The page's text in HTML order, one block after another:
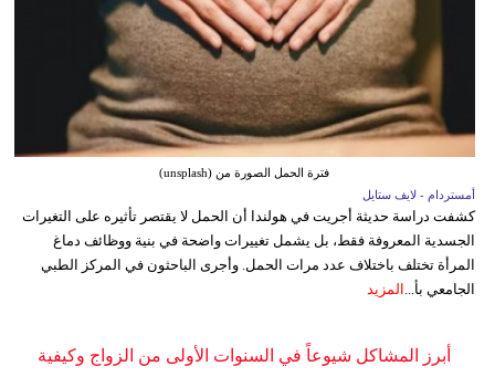
فترة الحمل الصورة من (unsplash)
أمستردام - لايف ستايل
كشفت دراسة حديثة أجريت في هولندا أن الحمل لا يقتصر تأثيره على التغيرات
الجسدية المعروفة فقط، بل يشمل تغييرات واضحة في بنية ووظائف دماغ
المرأة تختلف باختلاف عدد مرات الحمل. وأجرى الباحثون في المركز الطبي
الجامعي بأ... المزيد
أبرز المشاكل شيوعاً في السنوات الأولى من الزواج وكيفية